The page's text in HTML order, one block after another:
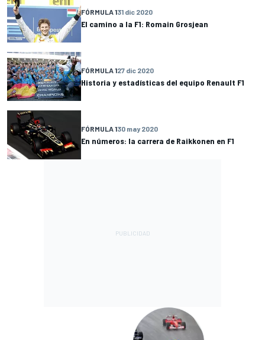
FÓRMULA 131 dic 2020
El camino a la F1: Romain Grosjean
FÓRMULA 127 dic 2020
Historia y estadísticas del equipo Renault F1
FÓRMULA 130 may 2020
En números: la carrera de Raikkonen en F1